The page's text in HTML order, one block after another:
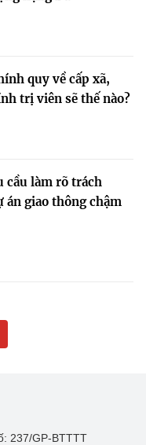
quy về cấp xã,
trị viên sẽ thế nào?
cầu làm rõ trách
án giao thông chậm
237/GP-BTTTT